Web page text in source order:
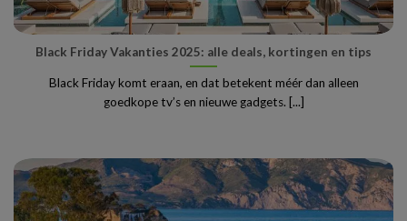
Black Friday Vakanties 2025: alle deals, kortingen en tips
Black Friday komt eraan, en dat betekent méér dan alleen
goedkope tv’s en nieuwe gadgets. [...]